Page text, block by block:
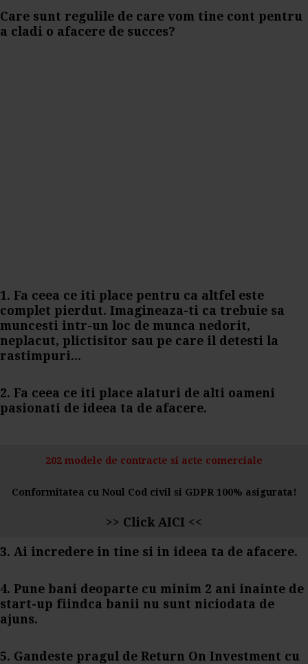
Care sunt regulile de care vom tine cont pentru
a cladi o afacere de succes?
1. Fa ceea ce iti place pentru ca altfel este
complet pierdut. Imagineaza-ti ca trebuie sa
muncesti intr-un loc de munca nedorit,
neplacut, plictisitor sau pe care il detesti la
rastimpuri...
2. Fa ceea ce iti place alaturi de alti oameni
pasionati de ideea ta de afacere.
202 modele de contracte si acte comerciale
Conformitatea cu Noul Cod civil si GDPR 100% asigurata!
>> Click AICI <<
3. Ai incredere in tine si in ideea ta de afacere.
4. Pune bani deoparte cu minim 2 ani inainte de
start-up fiindca banii nu sunt niciodata de
ajuns.
5. Gandeste pragul de Return On Investment cu